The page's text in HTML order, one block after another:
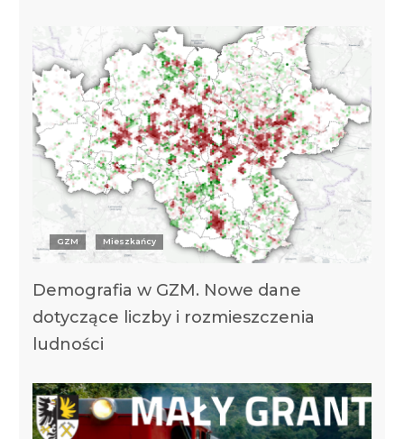
GZM Mieszkańcy
Demografia w GZM. Nowe dane
dotyczące liczby i rozmieszczenia
ludności